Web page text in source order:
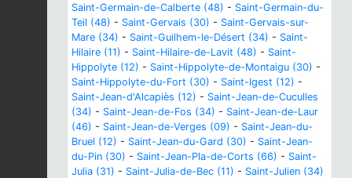
Saint-Germain-de-Calberte (48) - Saint-Germain-du-
Teil (48) - Saint-Gervais (30) - Saint-Gervais-sur-
Mare (34) - Saint-Guilhem-le-Désert (34) - Saint-
Hilaire (11) - Saint-Hilaire-de-Lavit (48) - Saint-
Hippolyte (12) - Saint-Hippolyte-de-Montaigu (30) -
Saint-Hippolyte-du-Fort (30) - Saint-Igest (12) -
Saint-Jean-d'Alcapiès (12) - Saint-Jean-de-Cuculles
(34) - Saint-Jean-de-Fos (34) - Saint-Jean-de-Laur
(46) - Saint-Jean-de-Verges (09) - Saint-Jean-du-
Bruel (12) - Saint-Jean-du-Gard (30) - Saint-Jean-
du-Pin (30) - Saint-Jean-Pla-de-Corts (66) - Saint-
Julia (31) - Saint-Julia-de-Bec (11) - Saint-Julien (34)